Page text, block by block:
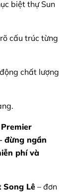
biệt thự Sun
cấu trúc từng
chất lượng
đừng ngần
phí và
Song Lê – đơn